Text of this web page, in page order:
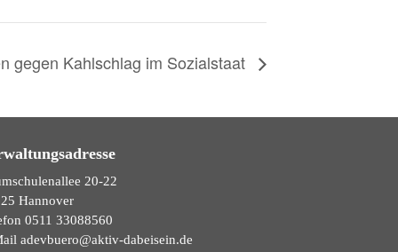
gegen Kahlschlag im Sozialstaat
20-22
Hannover
0511 33088560
adevbuero@aktiv-dabeisein.de